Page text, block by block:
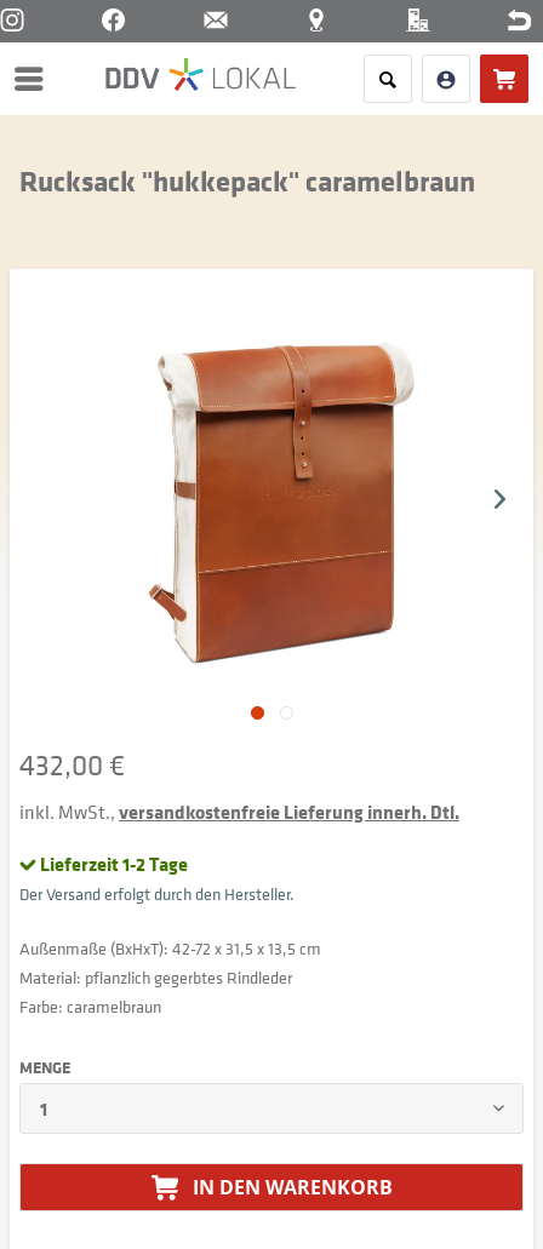
Menü
Rucksack "hukkepack" caramelbraun
432,00 €
inkl. MwSt.,versandkostenfreie Lieferung innerh. Dtl.
Lieferzeit 1-2 Tage
Der Versand erfolgt durch den Hersteller.
Außenmaße (BxHxT): 42-72 x 31,5 x 13,5 cm
Material: pflanzlich gegerbtes Rindleder
Farbe: caramelbraun
MENGE
IN DEN WARENKORB